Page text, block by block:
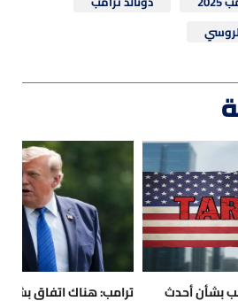
بشأن أحدث ترامب: هناك اتفاق